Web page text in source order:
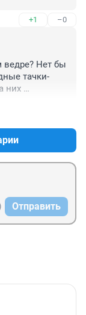
+1 –0
ведре? Нет бы
тачки-
них
Отправить